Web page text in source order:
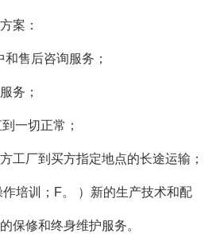
案：
售后咨询服务；
务；
一切正常；
工厂到买方指定地点的长途运输；
培训；F。 ）新的生产技术和配
保修和终身维护服务。